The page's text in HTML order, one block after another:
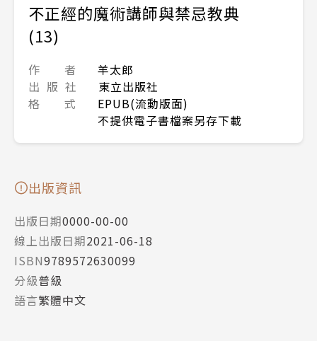
不正經的魔術講師與禁忌教典
(13)
作 者
羊太郎
出 版 社
東立出版社
格 式
EPUB(流動版面)
不提供電子書檔案另存下載
出版資訊
出版日期0000-00-00
線上出版日期2021-06-18
ISBN9789572630099
分級普級
語言繁體中文